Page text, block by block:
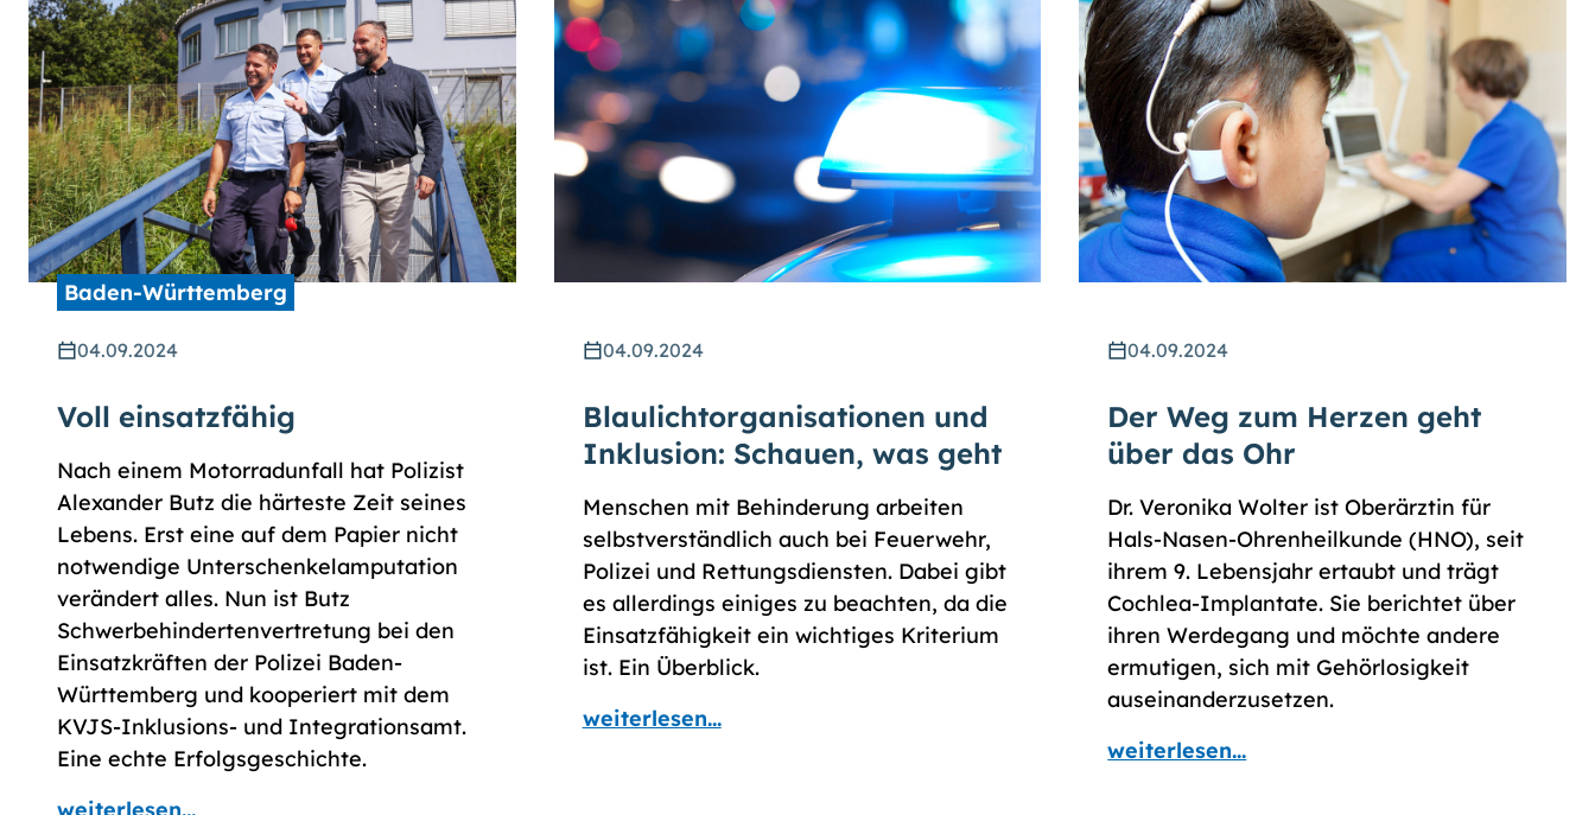
Baden-Württemberg
04.09.2024
Voll einsatzfähig
Nach einem Motorradunfall hat Polizist
Alexander Butz die härteste Zeit seines
Lebens. Erst eine auf dem Papier nicht
notwendige Unterschenkelamputation
verändert alles. Nun ist Butz
Schwerbehinderten­vertretung bei den
Einsatzkräften der Polizei Baden-
Württemberg und kooperiert mit dem
KVJS-Inklusions- und Integrationsamt.
Eine echte Erfolgsgeschichte.
04.09.2024
Blaulichtorganisationen und
Inklusion: Schauen, was geht
Menschen mit Behinderung arbeiten
selbstverständlich auch bei Feuerwehr,
Polizei und Rettungsdiensten. Dabei gibt
es allerdings einiges zu beachten, da die
Einsatzfähigkeit ein wichtiges Kriterium
ist. Ein Überblick.
weiterlesen...
04.09.2024
Der Weg zum Herzen geht
über das Ohr
Dr. Veronika Wolter ist Oberärztin für
Hals-Nasen-Ohrenheilkunde (HNO), seit
ihrem 9. Lebensjahr ertaubt und trägt
Cochlea-Implantate. Sie berichtet über
ihren Werdegang und möchte andere
ermutigen, sich mit Gehörlosigkeit
auseinanderzusetzen.
weiterlesen...